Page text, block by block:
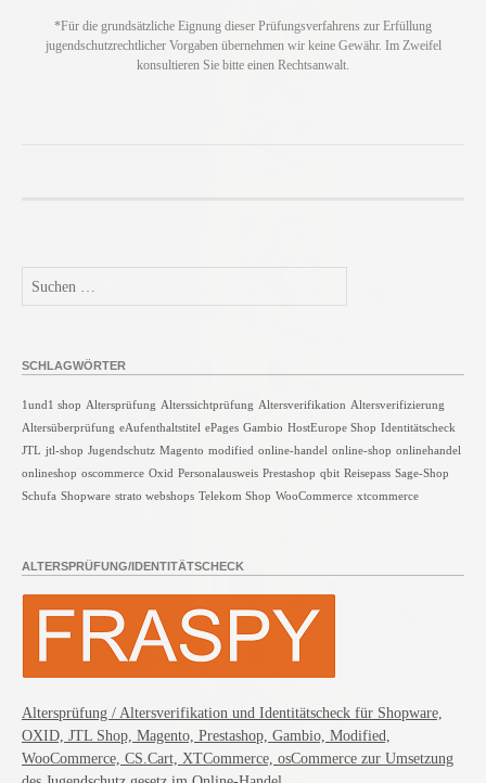
*Für die grundsätzliche Eignung dieser Prüfungsverfahrens zur Erfüllung
jugendschutzrechtlicher Vorgaben übernehmen wir keine Gewähr. Im Zweifel
konsultieren Sie bitte einen Rechtsanwalt.
Suchen
nach:
SCHLAGWÖRTER
1und1 shop Altersprüfung Alterssichtprüfung Altersverifikation Altersverifizierung
Altersüberprüfung eAufenthaltstitel ePages Gambio HostEurope Shop Identitätscheck
JTL jtl-shop Jugendschutz Magento modified online-handel online-shop onlinehandel
onlineshop oscommerce Oxid Personalausweis Prestashop qbit Reisepass Sage-Shop
Schufa Shopware strato webshops Telekom Shop WooCommerce xtcommerce
ALTERSPRÜFUNG/IDENTITÄTSCHECK
Altersprüfung / Altersverifikation und Identitätscheck für Shopware,
OXID, JTL Shop, Magento, Prestashop, Gambio, Modified,
WooCommerce, CS.Cart, XTCommerce, osCommerce zur Umsetzung